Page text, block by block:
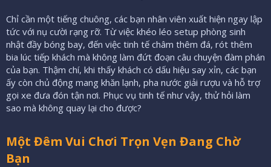
Chỉ cần một tiếng chuông, các bạn nhân viên xuất hiện ngay lập
tức với nụ cười rạng rỡ. Từ việc khéo léo setup phòng sinh
nhật đầy bóng bay, đến việc tinh tế châm thêm đá, rót thêm
bia lúc tiếp khách mà không làm đứt đoạn câu chuyện đàm phán
của bạn. Thậm chí, khi thấy khách có dấu hiệu say xỉn, các bạn
ấy còn chủ động mang khăn lạnh, pha nước giải rượu và hỗ trợ
gọi xe đưa đón tận nơi. Phục vụ tinh tế như vậy, thử hỏi làm
sao mà không quay lại cho được?
Một Đêm Vui Chơi Trọn Vẹn Đang Chờ
Bạn